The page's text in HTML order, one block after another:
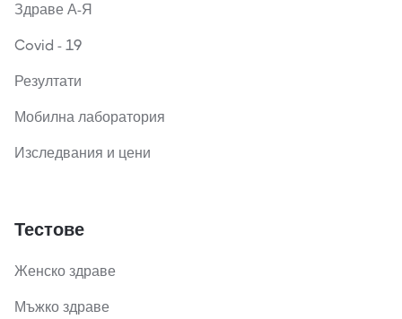
Здраве А-Я
Covid - 19
Резултати
Мобилна лаборатория
Изследвания и цени
Тестове
Женско здраве
Мъжко здраве